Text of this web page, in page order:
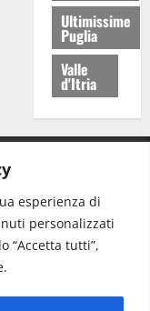
esperienza di
personalizzati
“Accetta tutti”,
Ultimissime
Puglia
Valle
d'Itria